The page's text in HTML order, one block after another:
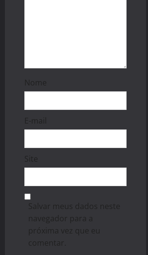
Nome
E-mail
Site
Salvar meus dados neste
navegador para a
próxima vez que eu
comentar.